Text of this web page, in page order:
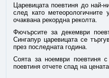
Царевицата поевтиня до най-
след като
очаквана рекордна реколта.
Фючърсите за декември
Сингапур царевицата се
през последната година.
Соята за ноември поевтиня
поевтиня отчете спад на